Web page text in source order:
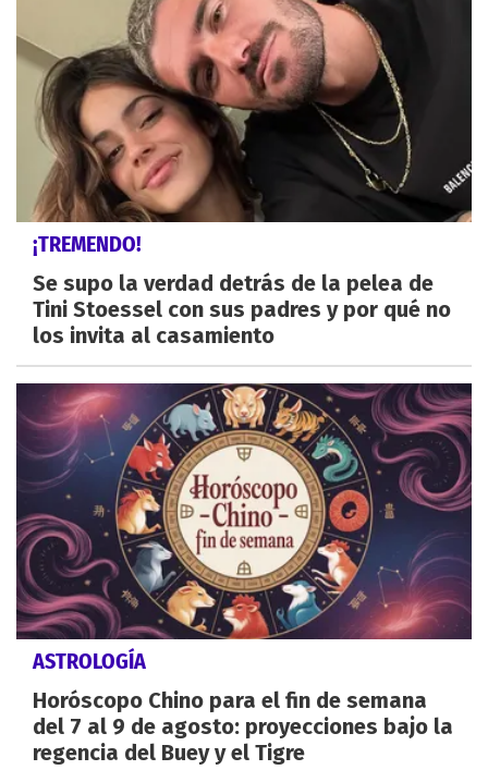
¡TREMENDO!
Se supo la verdad detrás de la pelea de
Tini Stoessel con sus padres y por qué no
los invita al casamiento
ASTROLOGÍA
Horóscopo Chino para el fin de semana
del 7 al 9 de agosto: proyecciones bajo la
regencia del Buey y el Tigre